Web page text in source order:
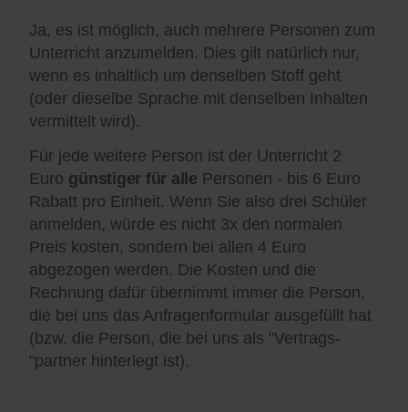
Ja, es ist möglich, auch mehrere Personen zum
Unterricht anzumelden. Dies gilt natürlich nur,
wenn es inhaltlich um denselben Stoff geht
(oder dieselbe Sprache mit denselben Inhalten
vermittelt wird).
Für jede weitere Person ist der Unterricht 2
Euro günstiger für alle Personen - bis 6 Euro
Rabatt pro Einheit. Wenn Sie also drei Schüler
anmelden, würde es nicht 3x den normalen
Preis kosten, sondern bei allen 4 Euro
abgezogen werden. Die Kosten und die
Rechnung dafür übernimmt immer die Person,
die bei uns das Anfragenformular ausgefüllt hat
(bzw. die Person, die bei uns als "Vertrags-
"partner hinterlegt ist).